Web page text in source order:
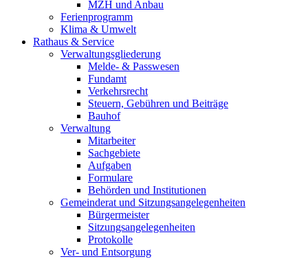
MZH und Anbau
Ferienprogramm
Klima & Umwelt
Rathaus & Service
Verwaltungsgliederung
Melde- & Passwesen
Fundamt
Verkehrsrecht
Steuern, Gebühren und Beiträge
Bauhof
Verwaltung
Mitarbeiter
Sachgebiete
Aufgaben
Formulare
Behörden und Institutionen
Gemeinderat und Sitzungsangelegenheiten
Bürgermeister
Sitzungsangelegenheiten
Protokolle
Ver- und Entsorgung